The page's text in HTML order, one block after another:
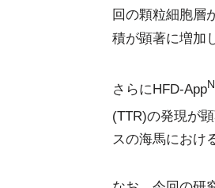
回の顆粒細胞層
積が顕著に増加
さらにHFD-App
(TTR)の発現が
スの海馬におけ